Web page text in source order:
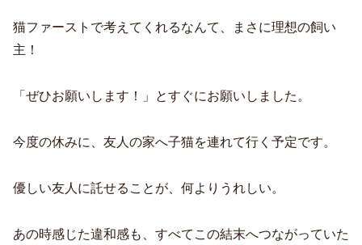
猫ファーストで考えてくれるなんて、まさに理想の飼い
主！
「ぜひお願いします！」とすぐにお願いしました。
今度の休みに、友人の家へ子猫を連れて行く予定です。
優しい友人に託せることが、何よりうれしい。
あの時感じた違和感も、すべてこの結末へつながっていた